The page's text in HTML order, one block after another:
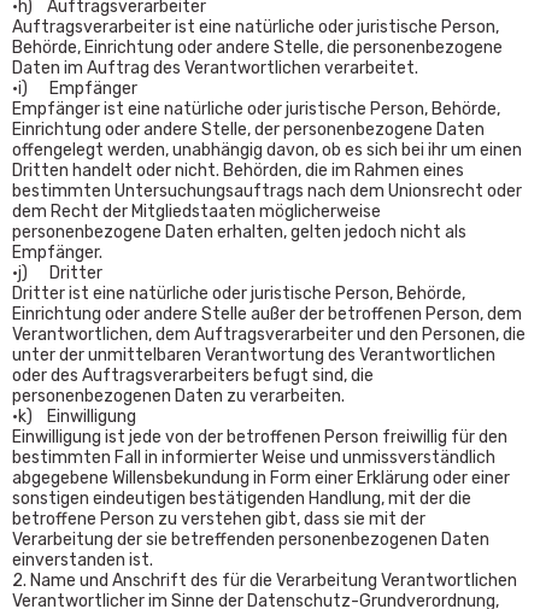
•h) Auftragsverarbeiter
Auftragsverarbeiter ist eine natürliche oder juristische Person,
Behörde, Einrichtung oder andere Stelle, die personenbezogene
Daten im Auftrag des Verantwortlichen verarbeitet.
•i) Empfänger
Empfänger ist eine natürliche oder juristische Person, Behörde,
Einrichtung oder andere Stelle, der personenbezogene Daten
offengelegt werden, unabhängig davon, ob es sich bei ihr um einen
Dritten handelt oder nicht. Behörden, die im Rahmen eines
bestimmten Untersuchungsauftrags nach dem Unionsrecht oder
dem Recht der Mitgliedstaaten möglicherweise
personenbezogene Daten erhalten, gelten jedoch nicht als
Empfänger.
•j) Dritter
Dritter ist eine natürliche oder juristische Person, Behörde,
Einrichtung oder andere Stelle außer der betroffenen Person, dem
Verantwortlichen, dem Auftragsverarbeiter und den Personen, die
unter der unmittelbaren Verantwortung des Verantwortlichen
oder des Auftragsverarbeiters befugt sind, die
personenbezogenen Daten zu verarbeiten.
•k) Einwilligung
Einwilligung ist jede von der betroffenen Person freiwillig für den
bestimmten Fall in informierter Weise und unmissverständlich
abgegebene Willensbekundung in Form einer Erklärung oder einer
sonstigen eindeutigen bestätigenden Handlung, mit der die
betroffene Person zu verstehen gibt, dass sie mit der
Verarbeitung der sie betreffenden personenbezogenen Daten
einverstanden ist.
2. Name und Anschrift des für die Verarbeitung Verantwortlichen
Verantwortlicher im Sinne der Datenschutz-Grundverordnung,